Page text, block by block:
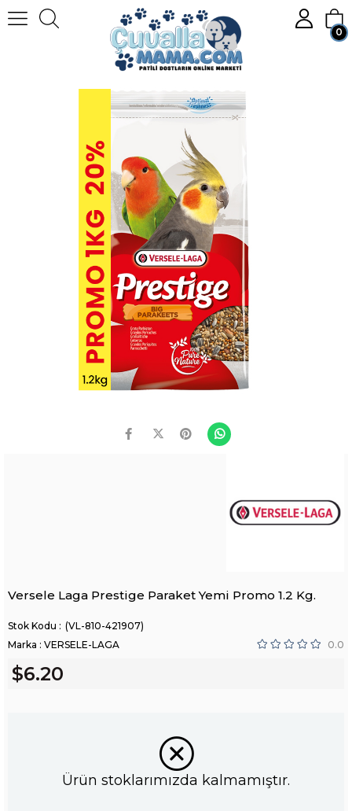
Üye Girişi Üye Ol
0
Kuş Yemleri Papağan Yemleri
Versele Laga Prestige Paraket Yemi Promo 1.2 Kg.
(VL-810-421907)
Marka : VERSELE-LAGA 0.0
$6.20
Ürün stoklarımızda kalmamıştır.